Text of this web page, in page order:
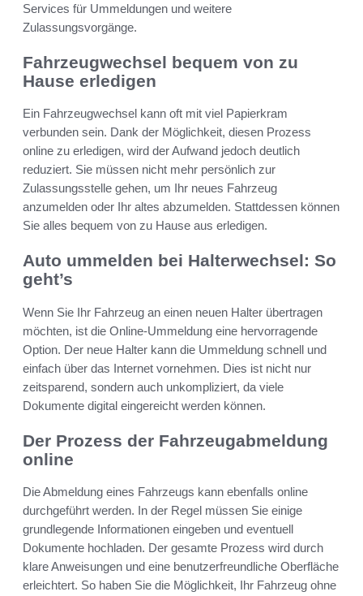
Services für Ummeldungen und weitere
Zulassungsvorgänge.
Fahrzeugwechsel bequem von zu
Hause erledigen
Ein Fahrzeugwechsel kann oft mit viel Papierkram
verbunden sein. Dank der Möglichkeit, diesen Prozess
online zu erledigen, wird der Aufwand jedoch deutlich
reduziert. Sie müssen nicht mehr persönlich zur
Zulassungsstelle gehen, um Ihr neues Fahrzeug
anzumelden oder Ihr altes abzumelden. Stattdessen können
Sie alles bequem von zu Hause aus erledigen.
Auto ummelden bei Halterwechsel: So
geht’s
Wenn Sie Ihr Fahrzeug an einen neuen Halter übertragen
möchten, ist die Online-Ummeldung eine hervorragende
Option. Der neue Halter kann die Ummeldung schnell und
einfach über das Internet vornehmen. Dies ist nicht nur
zeitsparend, sondern auch unkompliziert, da viele
Dokumente digital eingereicht werden können.
Der Prozess der Fahrzeugabmeldung
online
Die Abmeldung eines Fahrzeugs kann ebenfalls online
durchgeführt werden. In der Regel müssen Sie einige
grundlegende Informationen eingeben und eventuell
Dokumente hochladen. Der gesamte Prozess wird durch
klare Anweisungen und eine benutzerfreundliche Oberfläche
erleichtert. So haben Sie die Möglichkeit, Ihr Fahrzeug ohne